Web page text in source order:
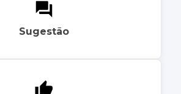
Sugestão